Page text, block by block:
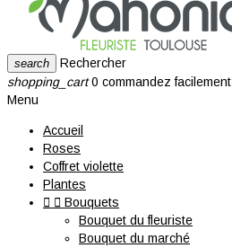
search
Rechercher
shopping_cart 0 commandez facilement
Menu
Accueil
Roses
Coffret violette
Plantes
  Bouquets
Bouquet du fleuriste
Bouquet du marché